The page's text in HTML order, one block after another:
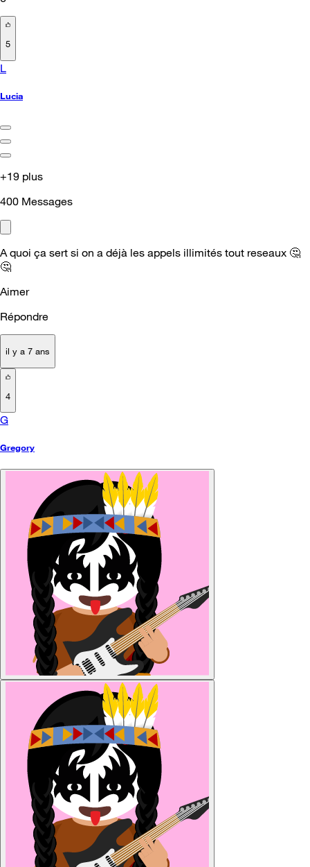
5
L
Lucia
+19 plus
400 Messages
A quoi ça sert si on a déjà les appels illimités tout reseaux 🤔
🤔
Aimer
Répondre
il y a 7 ans
4
G
Gregory